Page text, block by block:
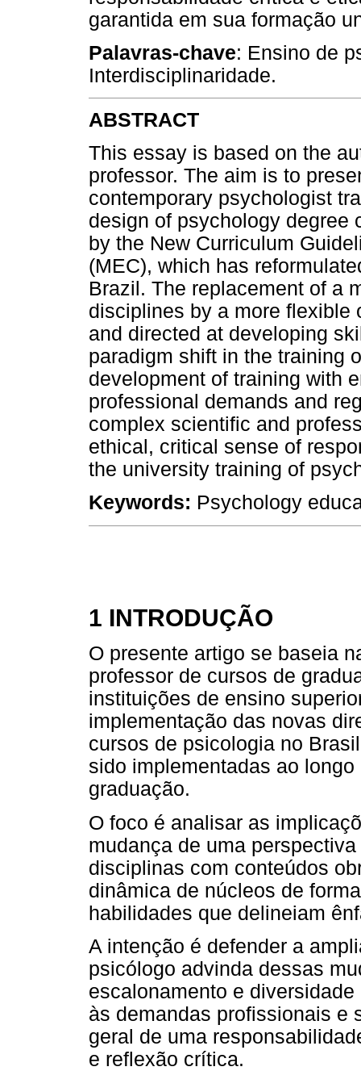
garantida em sua formação
Palavras-chave: Ensino de
Interdisciplinaridade.
ABSTRACT
This essay is based on the
professor. The aim is to
contemporary psychologist
design of psychology degree
by the New Curriculum
(MEC), which has
Brazil. The replacement of a
disciplines by a more flexible
and directed at developing
paradigm shift in the training
development of training with
professional demands and
complex scientific and
ethical, critical sense of
the university training of
Keywords: Psychology
1 INTRODUÇÃO
O presente artigo se baseia
professor de cursos de
instituições de ensino
implementação das novas
cursos de psicologia no
sido implementadas ao
graduação.
O foco é analisar as
mudança de uma
disciplinas com conteúdos
dinâmica de núcleos de
habilidades que delineiam
A intenção é defender a
psicólogo advinda dessas
escalonamento e
às demandas profissionais e
geral de uma
e reflexão crítica.